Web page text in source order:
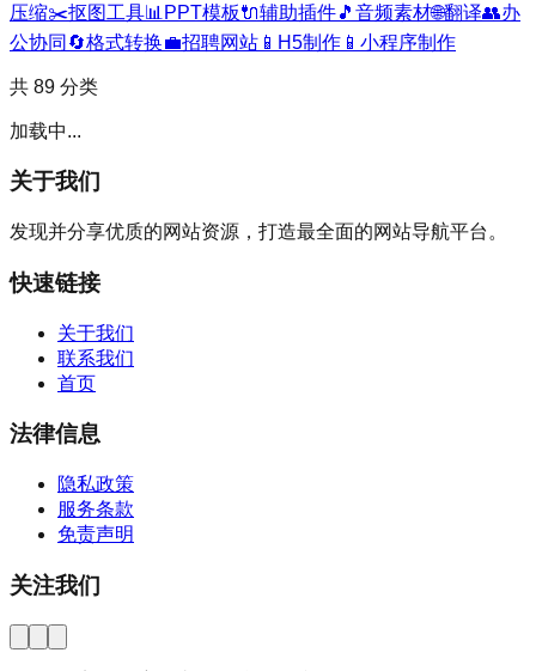
压缩✂️抠图工具📊 PPT模板🔌辅助插件🎵 音频素材🌐翻译👥办
公协同 🔄格式转换💼招聘网站 📱 H5制作 📱 小程序制作
共 89 分类
加载中...
关于我们
发现并分享优质的网站资源，打造最全面的网站导航平台。
快速链接
关于我们
联系我们
首页
法律信息
隐私政策
服务条款
免责声明
关注我们